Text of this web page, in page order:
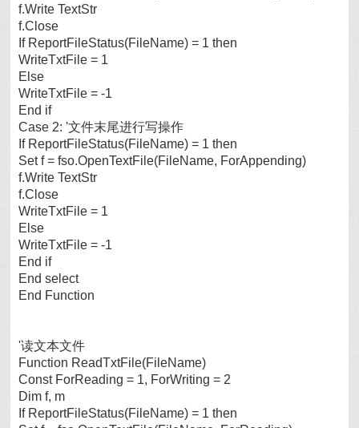
f.Write TextStr
f.Close
If ReportFileStatus(FileName) = 1 then
WriteTxtFile = 1
Else
WriteTxtFile = -1
End if
Case 2: '文件末尾进行写操作
If ReportFileStatus(FileName) = 1 then
Set f = fso.OpenTextFile(FileName, ForAppending)
f.Write TextStr
f.Close
WriteTxtFile = 1
Else
WriteTxtFile = -1
End if
End select
End Function
'读文本文件
Function ReadTxtFile(FileName)
Const ForReading = 1, ForWriting = 2
Dim f, m
If ReportFileStatus(FileName) = 1 then